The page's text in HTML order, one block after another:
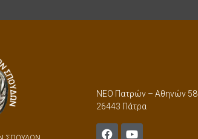
ΝΕΟ Πατρών – Αθηνών 58
26443 Πάτρα